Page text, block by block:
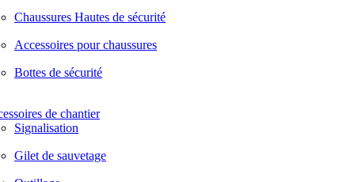
Chaussures Hautes de sécurité
Accessoires pour chaussures
Bottes de sécurité
de chantier
Signalisation
Gilet de sauvetage